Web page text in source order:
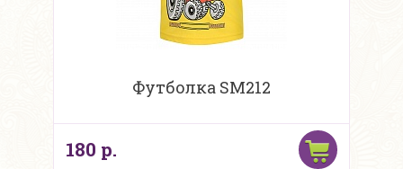
Футболка SM212
180 р.